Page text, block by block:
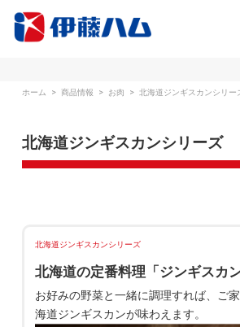
ホーム > 商品情報 > お肉 > 北海道ジンギスカンシリー
北海道ジンギスカンシリーズ
北海道ジンギスカンシリーズ
北海道の定番料理「ジンギスカ
お好みの野菜と一緒に調理すれば、ご
海道ジンギスカンが味わえます。